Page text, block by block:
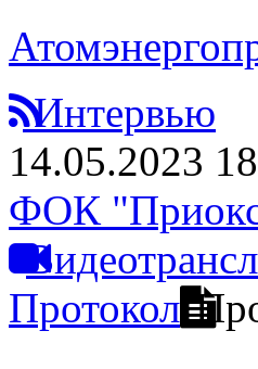
Интервью
14.05.2023
ФОК
Протокол